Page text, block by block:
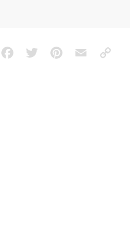
FacebookTwitterPinterestEmailCopy